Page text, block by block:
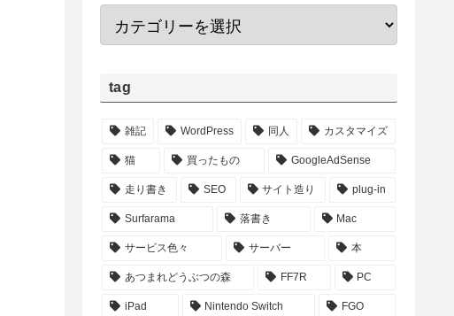
tag
雑記 WordPress 同人 カスタマイズ
猫 買ったもの GoogleAdSense
走り書き SEO サイト造り plug-in
Surfarama 落書き Mac
サービス色々 サーバー 本
あつまれどうぶつの森 FF7R PC
iPad Nintendo Switch FGO